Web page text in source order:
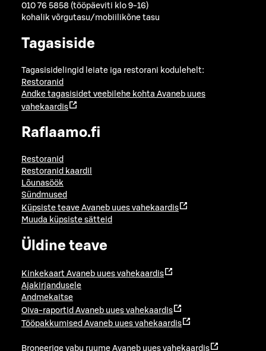
010 76 5858 (tööpäeviti klo 9-16)
kohalik võrgutasu/mobiilikõne tasu
Tagasiside
Tagasisidelingid leiate iga restorani kodulehelt:
Restoranid
Andke tagasisidet veebilehe kohta Avaneb uues
vahekaardis
Raflaamo.fi
Restoranid
Restoranid kaardil
Lõunasöök
Sündmused
Küpsiste teave Avaneb uues vahekaardis
Muuda küpsiste sätteid
Üldine teave
Kinkekaart Avaneb uues vahekaardis
Ajakirjandusele
Andmekaitse
Oiva-raportid Avaneb uues vahekaardis
Tööpakkumised Avaneb uues vahekaardis
Broneerige vabu ruume Avaneb uues vahekaardis